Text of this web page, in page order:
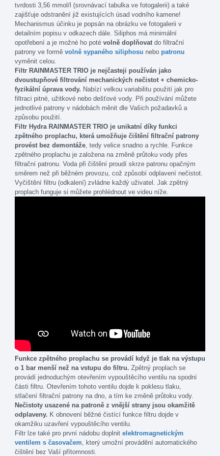
tvrdosti 3,56 mmol/l (srovnávací tabulka ve fotogalerii) a také
zajišťuje odstranění již existujících úsad vodního kamene!
Mechanismus účinku je popsán na obrázku ve fotogalerii v
detailním popisu v odkazech dále. Siliphos má minimální
opotřebení a je možné ho poté volně doplňovat do filtrační
patrony ve formě volně sypaného siliphosu nebo patronu
vyměnit celou.
Filtr RAINMASTER TRIO je nejčasteji používán jako
dvoustupňové filtrování mechanických nečistot + chemicko-
fyzikální úprava vody. Nabízí velkou variabilitu použití jak pro
filtraci pitné, užitkové nebo dešťové vody. Při používání můžete
jednotlivé patrony v nádobách měnit dle Vašich požadavků a
způsobu použití.
Filtr Hydra RAINMASTER TRIO je unikatní díky funkci
zpětného proplachu, která umožňuje čištění filtrační patrony
provést bez demontáže , tedy velice snadno a rychle. Funkce
zpětného proplachu je založena na změně průtoku vody přes
filtrační patronu. Voda při čištění proudí skrze patronu opačným
směrem než při běžném provozu, což způsobí odplavení nečistot.
Vyčištění filtru (odkalení) zvládne každý uživatel. Jak zpětný
proplach funguje si můžete prohlédnout ve videu níže.
Funkce zpětného proplachu se provádí když je tlak na výstupu
o 1 bar menší než na vstupu do filtru. Zpětný proplach se
provádí jednoduchým otevřením vypouštěcího ventilu na spodní
části filtru. Otevřením tohoto ventilu dojde k poklesu tlaku,
stlačení filtrační patrony na dno, a tím ke změně průtoku vody.
Nečistoty usazené na patroně z vnější strany jsou okamžitě
odplaveny. K obnovení běžné čistící funkce filtru dojde v
okamžiku uzavření vypouštěcího ventilu.
Filtr lze také pro první nádobu doplnit elektromagnetickým
ventilem s časovačem , který umožní provádění automatického
čištění bez Vaší přítomnosti.